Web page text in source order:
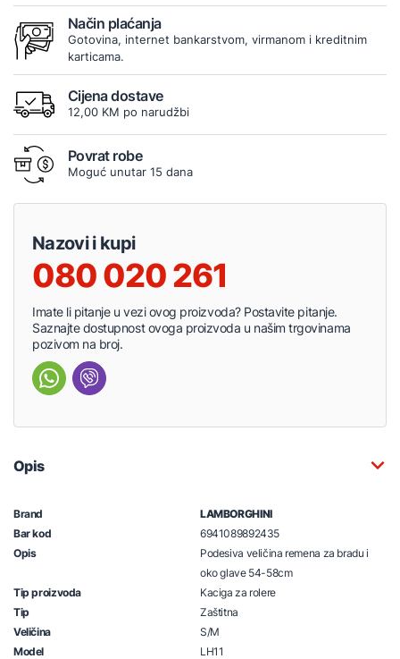
Način plaćanja
Gotovina, internet bankarstvom, virmanom i kreditnim
karticama.
Cijena dostave
12,00 KM po narudžbi
Povrat robe
Moguć unutar 15 dana
Nazovi i kupi
080 020 261
Imate li pitanje u vezi ovog proizvoda? Postavite pitanje.
Saznajte dostupnost ovoga proizvoda u našim trgovinama
pozivom na broj.
Opis
Brand
LAMBORGHINI
Bar kod
6941089892435
Opis
Podesiva veličina remena za bradu i
oko glave 54-58cm
Tip proizvoda
Kaciga za rolere
Tip
Zaštitna
Veličina
S/M
Model
LH11